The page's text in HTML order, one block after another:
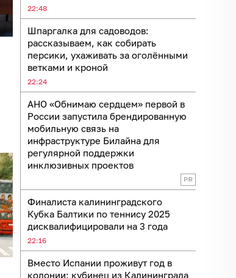
22:48
Шпаргалка для садоводов:
рассказываем, как собирать
персики, ухаживать за оголёнными
ветками и кроной
22:24
АНО «Обнимаю сердцем» первой в
России запустила брендированную
мобильную связь на
инфраструктуре Билайна для
регулярной поддержки
инклюзивных проектов
Финалиста калининградского
Кубка Балтики по теннису 2025
дисквалифицировали на 3 года
22:16
Вместо Испании проживут год в
колонии: кубинец из Калининграда